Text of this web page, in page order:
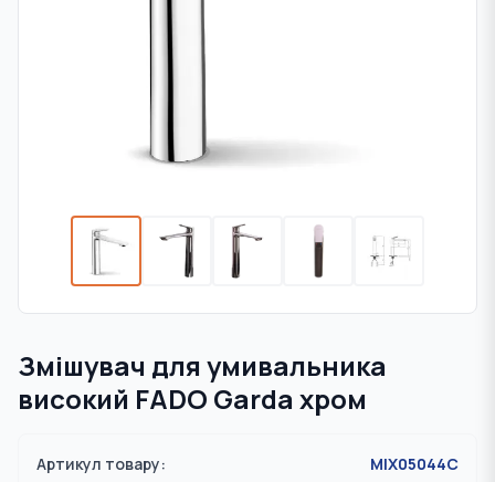
Змішувач для умивальника
високий FADO Garda хром
Артикул товару: MIX05044C